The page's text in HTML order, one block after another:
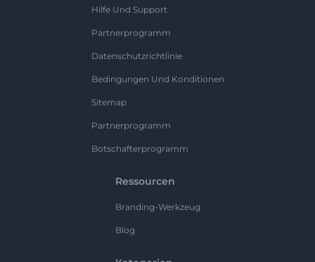
Hilfe Und Support
Partnerprogramm
Datenschutzrichtlinie
Bedingungen Und Konditionen
Sitemap
Partnerprogramm
Botschafterprogramm
Ressourcen
Branding-Werkzeug
Blog